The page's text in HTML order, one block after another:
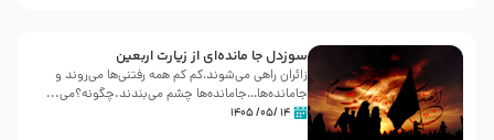
سوزدل جا مانده‌ای از زیارت اربعین
زائران راهی می‌شوند،کم‌ کم همه رفتنی‌ها می‌روند و
جامانده‌ها…جامانده‌ها چشم می‌بندند.چگونه؟می‌...
۱۴ /۰۵/ ۱۴۰۵